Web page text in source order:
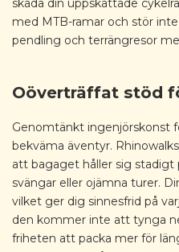
skada din uppskattade
med MTB-ramar och stör
pendling och terrängresor
Oöverträffat stöd
Genomtänkt ingenjörskonst
bekväma äventyr.
att bagaget håller sig stadigt
svängar eller ojämna turer.
vilket ger dig sinnesfrid på
den kommer inte att tynga
friheten att packa mer för